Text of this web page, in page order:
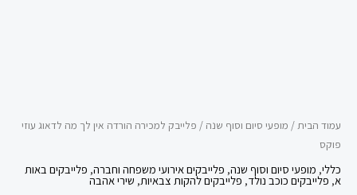
עמוד הבית/ מופעי סיום וסוף שנה / פלייבק למכירה הורדה אין לך מה לדאוג עוזי
פוקס
כללי, מופעי סיום וסוף שנה, פלייבקים אירועי משפחה וחברה, פלייבקים באות
א, פלייבקים כוכב נולד, פלייבקים להקות צבאיות, שירי אהבה